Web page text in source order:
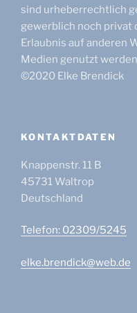
sind urheberrechtlich
gewerblich noch privat
Erlaubnis auf anderen
Medien genutzt
©2020 Elke Brendick
KONTAKTDATEN
Knappenstr. 11 B
45731 Waltrop
Deutschland
Telefon: 02309/5245
elke.brendick@web.de